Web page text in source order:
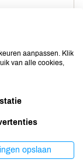
aanpassen. Klik
van alle cookies,
opslaan